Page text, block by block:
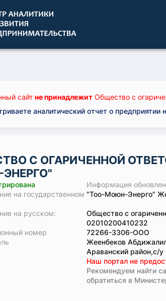
сайт не принадлежит Общество с
аналитический отчет о предприятии
С ОГАРИЧЕННОЙ
Информация
на государственном "Тоо-Моюн-Энерго"
на русском:
Общество с
02010200410232
номер
72266-3306-ООО
Жеенбеков
Араванский район,с/у
Наш портал не
Рекомендуем найти
обратиться в